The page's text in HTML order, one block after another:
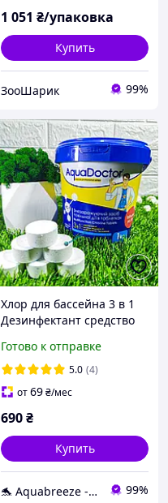
1 051 ₴/упаковка
Купить
ЗооШарик 99%
Хлор для бассейна 3 в 1
Дезинфектант средство
маленьких таблетках по
20 г 1 кг
Готово к отправке
5.0 (4)
от69₴/мес
690₴
Купить
🐬 Aquabreeze - интернет-магазин по продаже химии и оборудования для бассейнов 99%